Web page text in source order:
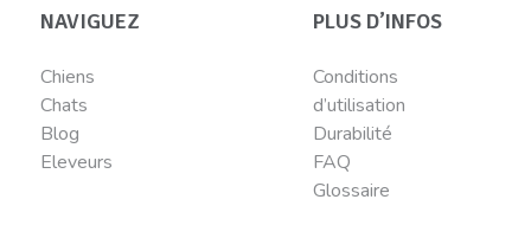
NAVIGUEZ
Chiens
Chats
Blog
Eleveurs
PLUS D’INFOS
Conditions
d’utilisation
Durabilité
FAQ
Glossaire